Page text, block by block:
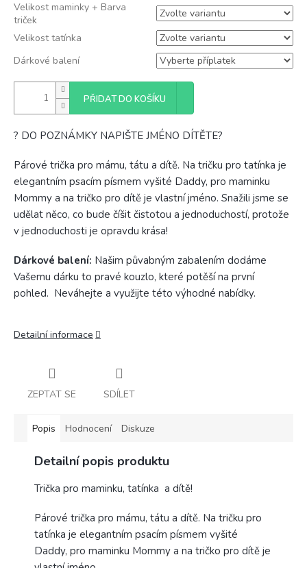
Velikost maminky + Barva
triček
Velikost tatínka
Dárkové balení
PŘIDAT DO KOŠÍKU
? DO POZNÁMKY NAPIŠTE JMÉNO DÍTĚTE?
Párové trička pro mámu, tátu a dítě. Na tričku pro tatínka je
elegantním psacím písmem vyšité Daddy, pro maminku
Mommy a na tričko pro dítě je vlastní jméno. Snažili jsme se
udělat něco, co bude číšit čistotou a jednoduchostí, protože
v jednoduchosti je opravdu krása!
Dárkové balení: Našim půvabným zabalením dodáme
Vašemu dárku to pravé kouzlo, které potěší na první
pohled. Neváhejte a využijte této výhodné nabídky.
Detailní informace
ZEPTAT SE SDÍLET
Popis Hodnocení Diskuze
Detailní popis produktu
Trička pro maminku, tatínka a dítě!
Párové trička pro mámu, tátu a dítě. Na tričku pro
tatínka je elegantním psacím písmem vyšité
Daddy, pro maminku Mommy a na tričko pro dítě je